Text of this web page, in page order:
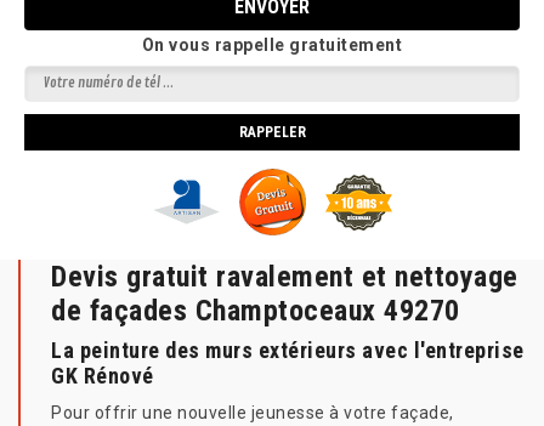
On vous rappelle gratuitement
Devis gratuit ravalement et nettoyage
de façades Champtoceaux 49270
La peinture des murs extérieurs avec l'entreprise
GK Rénové
Pour offrir une nouvelle jeunesse à votre façade,